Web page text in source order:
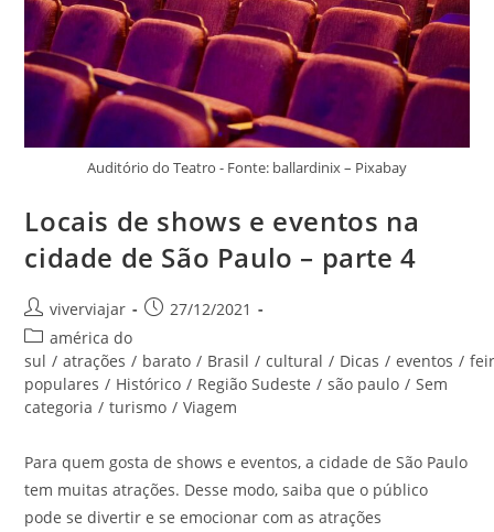
Auditório do Teatro - Fonte: ballardinix – Pixabay
Locais de shows e eventos na
cidade de São Paulo – parte 4
Autor
do
post:
viverviajar
Post27/12/2021
Categoria
do
post:
américa do
sul / atrações / barato / Brasil / cultural / Dicas / eventos /
populares / Histórico / Região Sudeste / são paulo / Sem
categoria / turismo / Viagem
Para quem gosta de shows e eventos, a cidade de São Paulo
tem muitas atrações. Desse modo, saiba que o público
pode se divertir e se emocionar com as atrações